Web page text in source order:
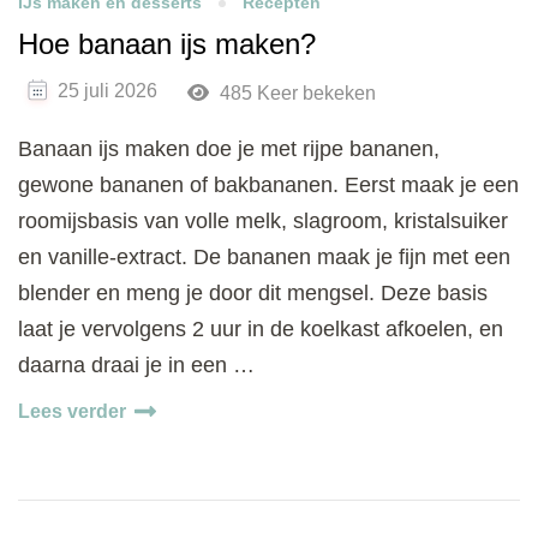
Hoe banaan ijs maken?
25 juli 2026 485 Keer bekeken
Banaan ijs maken doe je met rijpe bananen,
gewone bananen of bakbananen. Eerst maak je een
roomijsbasis van volle melk, slagroom, kristalsuiker
en vanille-extract. De bananen maak je fijn met een
blender en meng je door dit mengsel. Deze basis
laat je vervolgens 2 uur in de koelkast afkoelen, en
daarna draai je in een …
Lees verder